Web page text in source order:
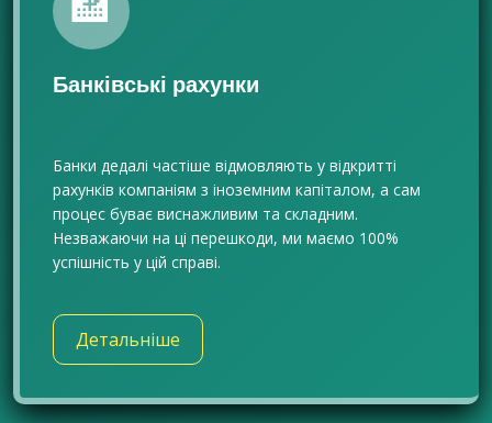
Банківські рахунки
Банки дедалі частіше відмовляють у відкритті
рахунків компаніям з іноземним капіталом, а сам
процес буває виснажливим та складним.
Незважаючи на ці перешкоди, ми маємо 100%
успішність у цій справі.
Детальніше